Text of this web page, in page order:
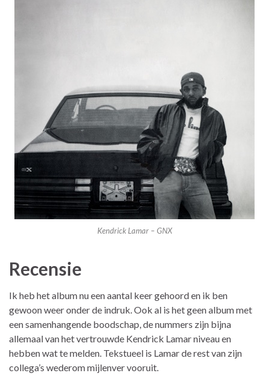
Kendrick Lamar – GNX
Recensie
Ik heb het album nu een aantal keer gehoord en ik ben
gewoon weer onder de indruk. Ook al is het geen album met
een samenhangende boodschap, de nummers zijn bijna
allemaal van het vertrouwde Kendrick Lamar niveau en
hebben wat te melden. Tekstueel is Lamar de rest van zijn
collega’s wederom mijlenver vooruit.